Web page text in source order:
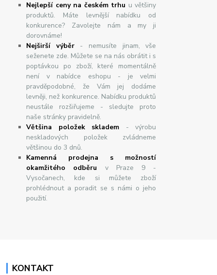
Nejlepší ceny na českém trhu u většiny
produktů. Máte levnější nabídku od
konkurence? Zavolejte nám a my ji
dorovnáme!
Nejširšívýběr- nemusíte jinam, vše
seženete zde. Můžete se na nás obrátit i s
poptávkou po zboží, které momentálně
není v nabídce eshopu - je velmi
pravděpodobné, že Vám jej dodáme
levněji, než konkurence. Nabídku produktů
neustále rozšiřujeme - sledujte proto
naše stránky pravidelně.
Většina položek skladem - výrobu
neskladových položek zvládneme
většinou do 3 dnů.
Kamenná prodejna s možností
okamžitého odběru v Praze 9 -
Vysočanech, kde si můžete zboží
prohlédnout a poradit se s námi o jeho
použití.
KONTAKT